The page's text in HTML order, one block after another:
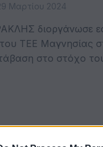
Μαρτίου 2024
διοργάνωσε
ΤΕΕ Μαγνησίας
στο στόχο